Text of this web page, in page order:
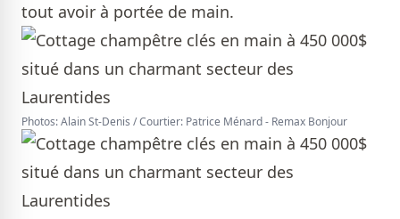
tout avoir à portée de main.
Photos: Alain St-Denis / Courtier: Patrice Ménard - Remax Bonjour